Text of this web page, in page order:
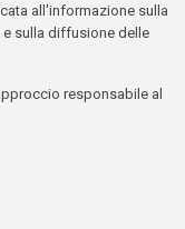
all'informazione sulla
e sulla diffusione delle
responsabile al